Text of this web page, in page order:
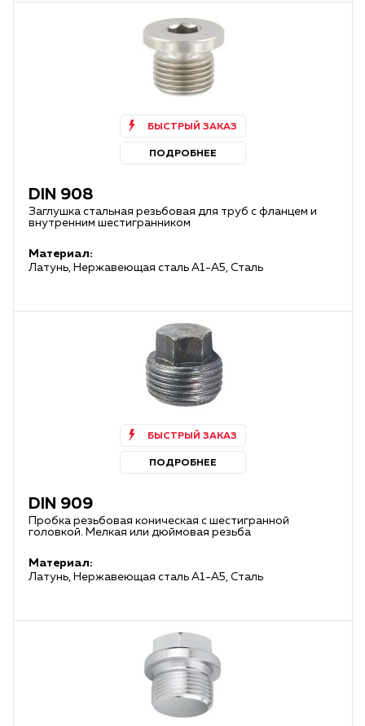
БЫСТРЫЙ ЗАКАЗ
ПОДРОБНЕЕ
DIN 908
Заглушка стальная резьбовая для труб с фланцем и
внутренним шестигранником
Материал:
Латунь, Нержавеющая сталь А1-А5, Сталь
БЫСТРЫЙ ЗАКАЗ
ПОДРОБНЕЕ
DIN 909
Пробка резьбовая коническая с шестигранной
головкой. Мелкая или дюймовая резьба
Материал:
Латунь, Нержавеющая сталь А1-А5, Сталь